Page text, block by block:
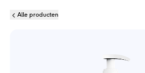
Alle producten